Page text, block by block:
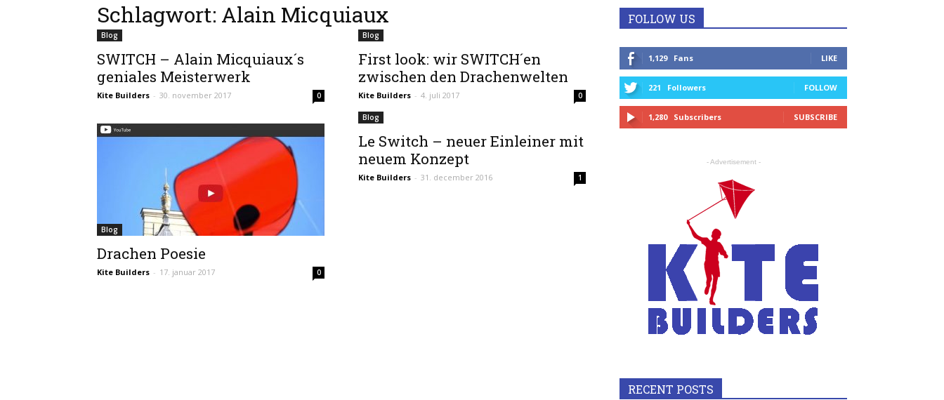
Schlagwort: Alain Micquiaux
Blog
SWITCH – Alain Micquiaux´s
geniales Meisterwerk
Kite Builders - 30. november 2017 0
Blog
First look: wir SWITCH´en
zwischen den Drachenwelten
Kite Builders - 4. juli 2017 0
Blog
Drachen Poesie
Kite Builders - 17. januar 2017 0
Blog
Le Switch – neuer Einleiner mit
neuem Konzept
Kite Builders - 31. december 2016 1
FOLLOW US
1,129 Fans LIKE
221 Followers FOLLOW
1,280 Subscribers SUBSCRIBE
- Advertisement -
RECENT POSTS